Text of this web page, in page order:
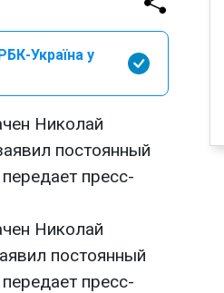
Україна у
Николай
постоянный
пресс-
Николай
постоянный
передает пресс-